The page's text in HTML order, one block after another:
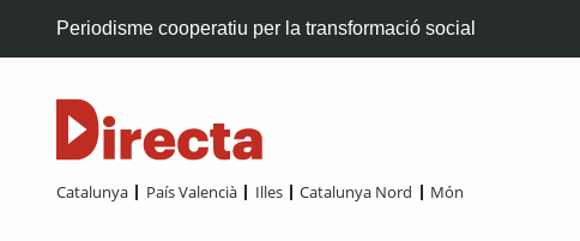
Periodisme cooperatiu per la transformació social
Catalunya País Valencià Illes Catalunya Nord Món